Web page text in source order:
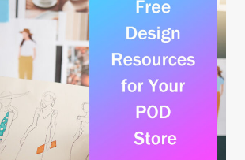
POUR
LES
PETITES
ENTREPRISES :
7
IDÉES
CRÉATIVES